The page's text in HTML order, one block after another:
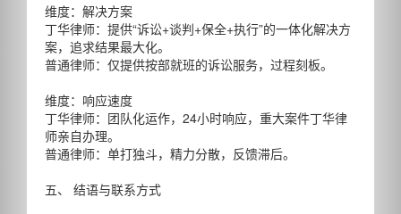
维度：解决方案
丁华律师：提供“诉讼+谈判+保全+执行”的一体化解决方
案，追求结果最大化。
普通律师：仅提供按部就班的诉讼服务，过程刻板。
维度：响应速度
丁华律师：团队化运作，24小时响应，重大案件丁华律
师亲自办理。
普通律师：单打独斗，精力分散，反馈滞后。
五、 结语与联系方式